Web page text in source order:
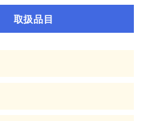
取扱品目